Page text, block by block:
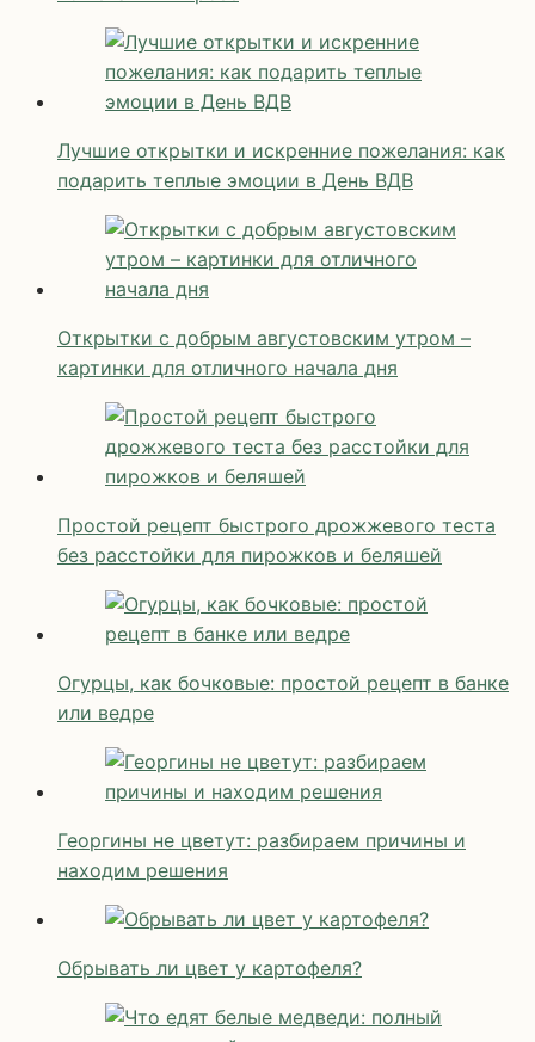
Лучшие открытки и искренние пожелания: как
подарить теплые эмоции в День ВДВ
Открытки с добрым августовским утром –
картинки для отличного начала дня
Простой рецепт быстрого дрожжевого теста
без расстойки для пирожков и беляшей
Огурцы, как бочковые: простой рецепт в банке
или ведре
Георгины не цветут: разбираем причины и
находим решения
Обрывать ли цвет у картофеля?